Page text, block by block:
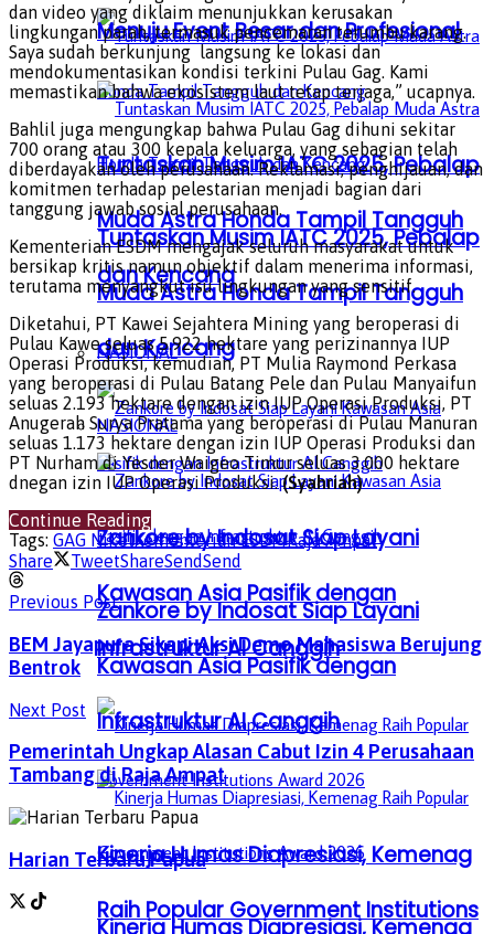
Tuntaskan Musim IATC 2025, Pebalap
Muda Astra Honda Tampil Tangguh
dan Kencang
NASIONAL
Zankore by Indosat Siap Layani
Kawasan Asia Pasifik dengan
Infrastruktur AI Canggih
Kinerja Humas Diapresiasi, Kemenag
Raih Popular Government Institutions
Menuju Event Besar dan Profesional
Tuntaskan Musim IATC 2025, Pebalap
Muda Astra Honda Tampil Tangguh
dan Kencang
NASIONAL
Zankore by Indosat Siap Layani
Kawasan Asia Pasifik dengan
Infrastruktur AI Canggih
Kinerja Humas Diapresiasi, Kemenag
dan video yang diklaim menunjukkan kerusakan
lingkungan parah, termasuk pencemaran terumbu karang.
Saya sudah berkunjung langsung ke lokasi dan
mendokumentasikan kondisi terkini Pulau Gag. Kami
memastikan bahwa ekosistem laut tetap terjaga,” ucapnya.
Bahlil juga mengungkap bahwa Pulau Gag dihuni sekitar
700 orang atau 300 kepala keluarga, yang sebagian telah
diberdayakan oleh perusahaan. Reklamasi, penghijauan, dan
komitmen terhadap pelestarian menjadi bagian dari
tanggung jawab sosial perusahaan.
Kementerian ESDM mengajak seluruh masyarakat untuk
bersikap kritis namun objektif dalam menerima informasi,
terutama menyangkut isu lingkungan yang sensitif.
Diketahui, PT Kawei Sejahtera Mining yang beroperasi di
Pulau Kawe seluas 5.922 hektare yang perizinannya IUP
Operasi Produksi, kemudian, PT Mulia Raymond Perkasa
yang beroperasi di Pulau Batang Pele dan Pulau Manyaifun
seluas 2.193 hektare dengan izin IUP Operasi Produksi, PT
Anugerah Surya Pratama yang beroperasi di Pulau Manuran
seluas 1.173 hektare dengan izin IUP Operasi Produksi dan
PT Nurham di Yesner Waigeo Timur seluas 3.000 hektare
dnegan izin IUP Operasi Produksi.(Syahriah)
Continue Reading
Tags: GAG NikelKementerian ESDMRaja Ampat
Share
TweetShareSendSend
Previous Post
BEM Jayapura Sikapi Aksi Demo Mahasiswa Berujung
Bentrok
Next Post
Pemerintah Ungkap Alasan Cabut Izin 4 Perusahaan
Tambang di Raja Ampat
Harian Terbaru Papua